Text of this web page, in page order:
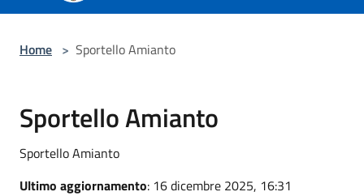
Home > Sportello Amianto
Sportello Amianto
Sportello Amianto
Ultimo aggiornamento: 16 dicembre 2025, 16:31